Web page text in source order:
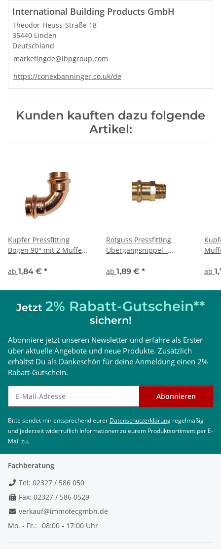
International Building Products GmbH
Theodor-Heuss-Straße 18
35440 Linden
Deutschland
marketingde@ibpgroup.com
https://conexbanninger.co.uk/de
Kunden kauften dazu folgende
Artikel:
Kupfer Pressfitting
Bogen 90° mit 2 Muffen
ab 1,84 € *
Rotguss Pressfitting
Übergangsnippel -
ab 1,89 € * ab
Jetzt 2% Rabatt-Gutschein**
sichern!
Abonniere jetzt unseren Newsletter und erfahre als Erster
über aktuelle Angebote und neue Produkte. Zusätzlich
erhältst Du als Dankeschön für deine Anmeldung einen 2%
Rabatt-Gutschein.
Newsletter abonnieren Abonnieren
Bitte sendet mir entsprechend eurer Datenschutzerklärung regelmäßig
und jederzeit widerruflich Informationen zu eurem Produktsortiment per E-
Mail zu.
Fachberatung
Tel: 02327 / 586 050
Fax: 02327 / 586 0529
verkauf@immotecgmbh.de
Mo. - Fr.: 08:00 - 17:00 Uhr